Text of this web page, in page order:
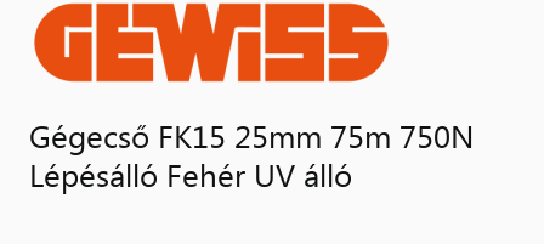
Gégecső FK15 25mm 75m 750N
Lépésálló Fehér UV álló